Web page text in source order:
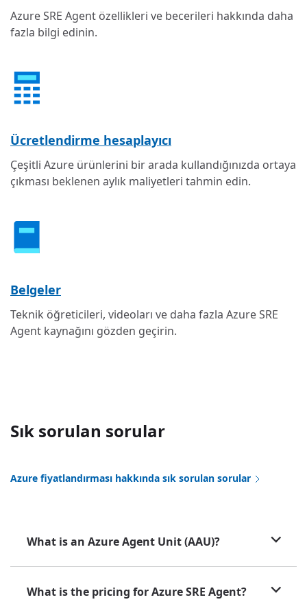
Azure SRE Agent özellikleri ve becerileri hakkında daha
fazla bilgi edinin.
Ücretlendirme hesaplayıcı
Çeşitli Azure ürünlerini bir arada kullandığınızda ortaya
çıkması beklenen aylık maliyetleri tahmin edin.
Belgeler
Teknik öğreticileri, videoları ve daha fazla Azure SRE
Agent kaynağını gözden geçirin.
Sık sorulan sorular
Azure fiyatlandırması hakkında sık sorulan sorular
What is an Azure Agent Unit (AAU)?
What is the pricing for Azure SRE Agent?